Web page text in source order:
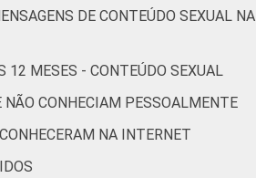
82 2 2
71 5 1
71 4
DE CONTEÚDO SEXUAL NA
12 MESES - CONTEÚDO SEXUAL
CONHECIAM PESSOALMENTE
NA INTERNET